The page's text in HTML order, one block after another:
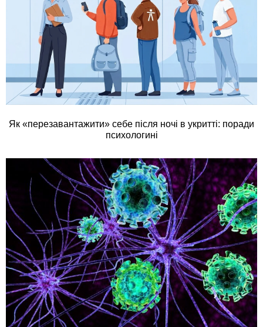
Як «перезавантажити» себе після ночі в укритті: поради
психологині